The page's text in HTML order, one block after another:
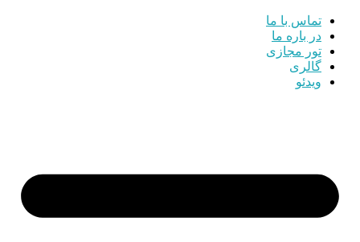
تماس با ما
در باره ما
تور مجازی
گالری
ویدئو